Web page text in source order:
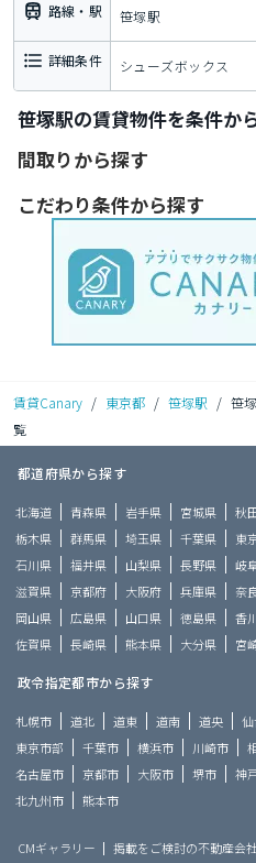
路線・駅 笹塚駅
詳細条件 シューズボックス
笹塚駅の賃貸物件を条件か
間取りから探す
こだわり条件から探す
賃貸Canary / 東京都 / 笹塚駅 / 笹
覧
都道府県から探す
北海道 青森県 岩手県 宮城県 秋
栃木県
群馬県 埼玉県 千葉県 東
石川県
福井県 山梨県 長野県 岐
滋賀県
京都府 大阪府 兵庫県 奈
岡山県
広島県 山口県 徳島県 香
佐賀県
長崎県 熊本県 大分県 宮
政令指定都市から探す
札幌市 道北 道東 道南 道央
東京市部
千葉市 横浜市 川崎市
名古屋市
京都市 大阪市 堺市 神
北九州市
熊本市
CMギャラリー 掲載をご検討の不動産会